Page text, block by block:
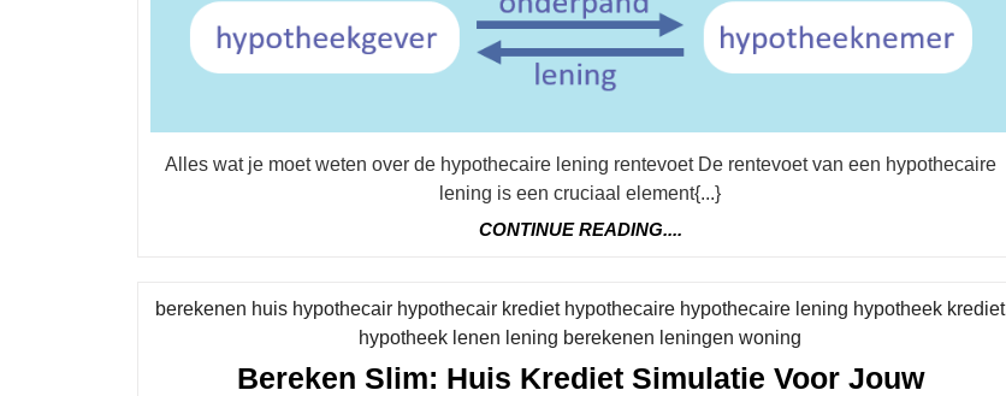
Alles wat je moet weten over de hypothecaire lening rentevoet De rentevoet van een hypothecaire
lening is een cruciaal element{...}
CONTINUE READING....
berekenen huis hypothecair hypothecair krediet hypothecaire hypothecaire lening hypotheek krediet
hypotheek lenen lening berekenen leningen woning
Bereken Slim: Huis Krediet Simulatie Voor Jouw